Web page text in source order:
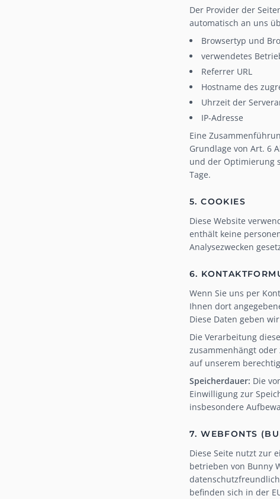
Der Provider der
automatisch an uns
Browsertyp und
verwendetes
Referrer URL
Hostname des
Uhrzeit der
IP-Adresse
Eine
Grundlage von Art. 6
und der Optimierung
Tage.
5. COOKIES
Diese Website
enthält keine
Analysezwecken
6.
Wenn Sie uns per
Ihnen dort
Diese Daten geben
Die Verarbeitung
zusammenhängt
auf unserem
Speicherdauer: Die
Einwilligung zur
insbesondere
7. WEBFONTS
Diese Seite nutzt zur
betrieben von Bunny
befinden sich in der